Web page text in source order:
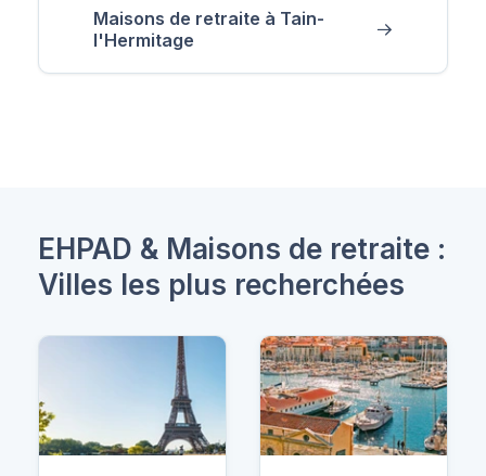
Maisons de retraite à Tain-
l'Hermitage
EHPAD & Maisons de retraite :
Villes les plus recherchées